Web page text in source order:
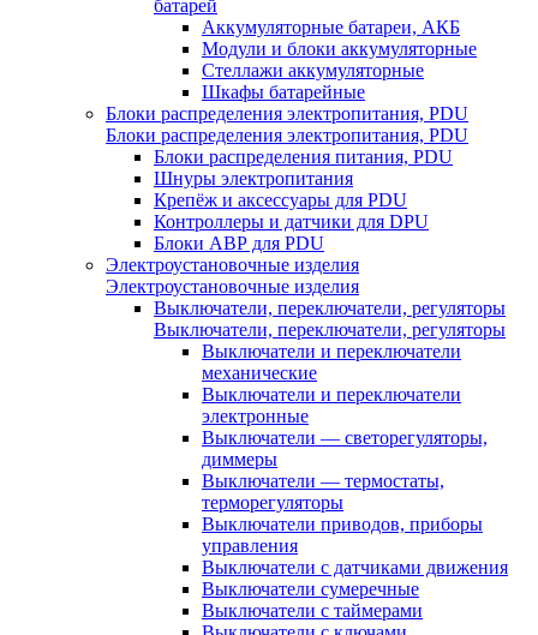
батарей
Аккумуляторные батареи, АКБ
Модули и блоки аккумуляторные
Стеллажи аккумуляторные
Шкафы батарейные
Блоки распределения электропитания, PDU
Блоки распределения электропитания, PDU
Блоки распределения питания, PDU
Шнуры электропитания
Крепёж и аксессуары для PDU
Контроллеры и датчики для DPU
Блоки АВР для PDU
Электроустановочные изделия
Электроустановочные изделия
Выключатели, переключатели, регуляторы
Выключатели, переключатели, регуляторы
Выключатели и переключатели
механические
Выключатели и переключатели
электронные
Выключатели — светорегуляторы,
диммеры
Выключатели — термостаты,
терморегуляторы
Выключатели приводов, приборы
управления
Выключатели с датчиками движения
Выключатели сумеречные
Выключатели с таймерами